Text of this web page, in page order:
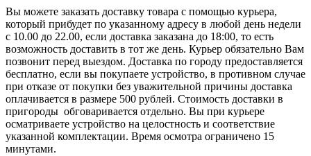
Вы можете заказать доставку товара с помощью курьера,
который прибудет по указанному адресу в любой день недели
с 10.00 до 22.00, если доставка заказана до 18:00, то есть
возможность доставить в тот же день. Курьер обязательно Вам
позвонит перед выездом. Доставка по городу предоставляется
бесплатно, если вы покупаете устройство, в противном случае
при отказе от покупки без уважительной причины доставка
оплачивается в размере 500 рублей. Стоимость доставки в
пригороды обговаривается отдельно. Вы при курьере
осматриваете устройство на целостность и соответствие
указанной комплектации. Время осмотра ограничено 15
минутами.